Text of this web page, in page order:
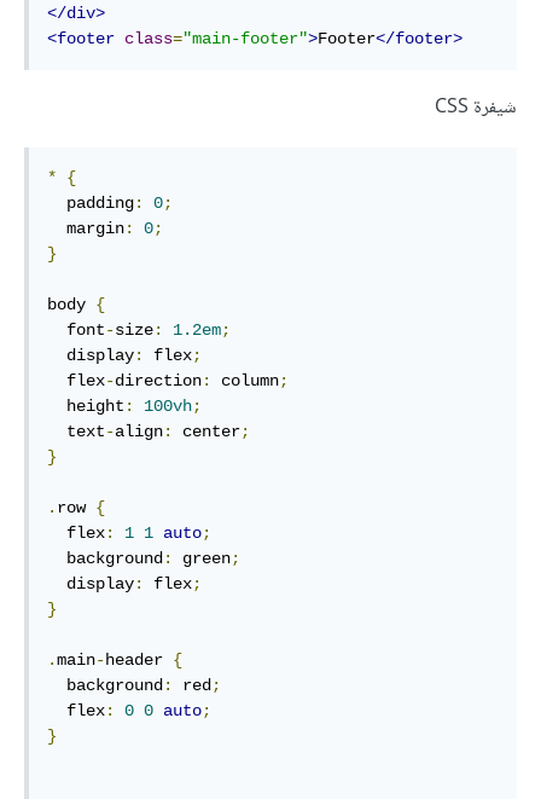
</div>
<footer class="main-footer">Footer</footer>
شيفرة CSS
*
{
  padding
: 0;
  margin
: 0;
}
body {
  font
-size: 1.2em;
  display
: flex;
  flex
-direction: column;
  height
: 100vh;
  text
-align: center;
}
. row {
  flex
: 1 1 auto;
  background
: green;
  display
: flex;
}
.main-header {
  background
: red;
  flex
: 0 0 auto;
}